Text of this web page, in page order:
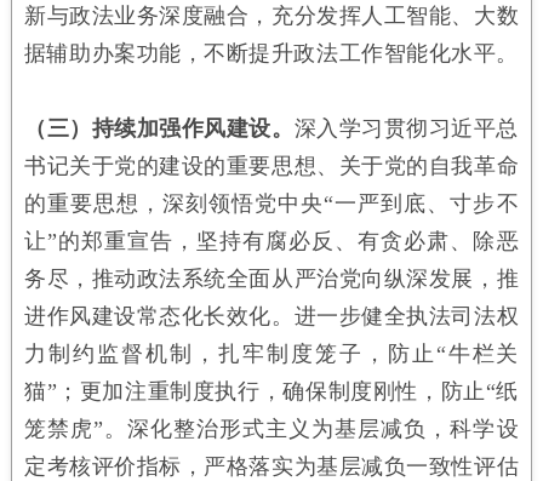
新与政法业务深度融合，充分发挥人工智能、大数
据辅助办案功能，不断提升政法工作智能化水平。
（三）持续加强作风建设。 深入学习贯彻习近平总
书记关于党的建设的重要思想、关于党的自我革命
的重要思想，深刻领悟党中央“一严到底、寸步不
让”的郑重宣告，坚持有腐必反、有贪必肃、除恶
务尽，推动政法系统全面从严治党向纵深发展，推
进作风建设常态化长效化。进一步健全执法司法权
力制约监督机制，扎牢制度笼子，防止“牛栏关
猫”；更加注重制度执行，确保制度刚性，防止“纸
笼禁虎”。深化整治形式主义为基层减负，科学设
定考核评价指标，严格落实为基层减负一致性评估